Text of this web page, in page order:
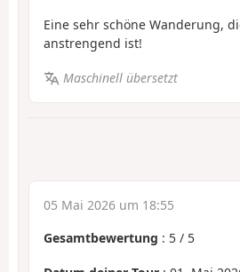
Eine sehr schöne Wanderung,
anstrengend ist!
Maschinell übersetzt
05 Mai 2026 um 18:55
Gesamtbewertung : 5 / 5